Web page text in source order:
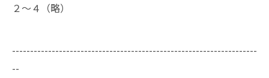
２〜４（略）
--------------------------------------------------------------------
--